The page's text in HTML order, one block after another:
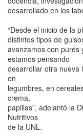
desarrollado en los
“Desde el inicio de la
distintos tipos de
avanzamos con purés
estamos pensando
desarrollar otra nueva
en
legumbres, en
crema,
papillas”, adelantó la
Nutritivos
de la UNL.